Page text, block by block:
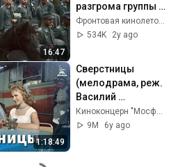
16:47
разгрома группы
армий "Центр"
(1944) Операция
534K
2y ago
1:18:49
Сверстницы
(мелодрама, реж.
Василий
Ордынский, 1959
г.) 9M
6y ago